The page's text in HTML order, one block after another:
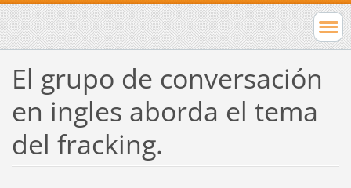
El grupo de conversación
en ingles aborda el tema
del fracking.